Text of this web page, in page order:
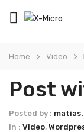
Home Video
Post
Posted by :
In : Video,